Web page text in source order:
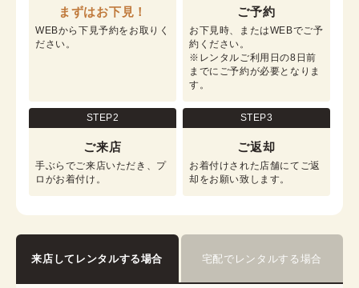
まずはお下見！
WEBから下見予約をお取りく
ださい。
ご予約
お下見時、またはWEBでご予
約ください。
※レンタルご利用日の8日前
までにご予約が必要となりま
す。
STEP2
ご来店
手ぶらでご来店いただき、プ
ロがお着付け。
STEP3
ご返却
お着付けされた店舗にてご返
却をお願い致します。
来店してレンタルする場合 宅配でレンタルする場合